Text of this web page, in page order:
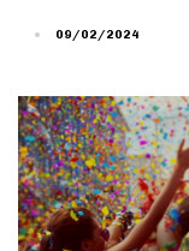
09/02/2024